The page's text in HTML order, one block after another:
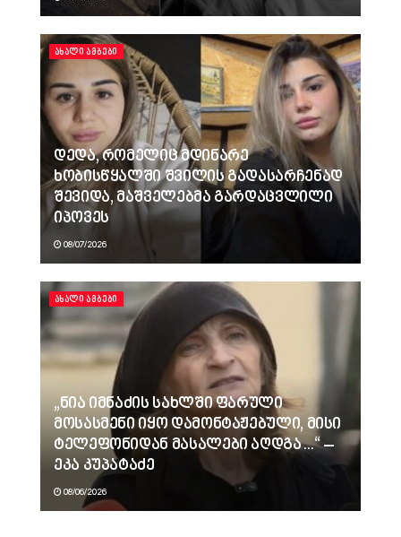
ᲐᲮᲐᲚᲘ ᲐᲛᲑᲔᲑᲘ
დედა, რომელიც მდინარე
ხობისწყალში შვილის გადასარჩენად
შევიდა, მაშველებმა გარდაცვლილი
იპოვეს
08/07/2026
ᲐᲮᲐᲚᲘ ᲐᲛᲑᲔᲑᲘ
„ნია იმნაძის სახლში ფარული
მოსასმენი იყო დამონტაჟებული, მისი
ტელეფონიდან მასალები აღდგა…“ –
ეკა კუპატაძე
08/06/2026